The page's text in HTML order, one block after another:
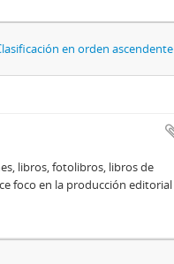
en orden ascendente
libros, fotolibros, libros de
foco en la producción editorial